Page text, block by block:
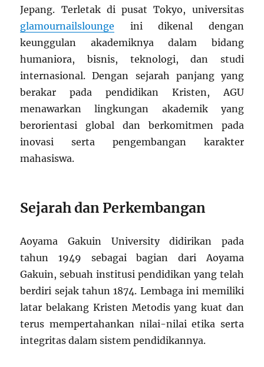
Jepang. Terletak di pusat Tokyo, universitas
glamournailslounge ini dikenal dengan
keunggulan akademiknya dalam bidang
humaniora, bisnis, teknologi, dan studi
internasional. Dengan sejarah panjang yang
berakar pada pendidikan Kristen, AGU
menawarkan lingkungan akademik yang
berorientasi global dan berkomitmen pada
inovasi serta pengembangan karakter
mahasiswa.
Sejarah dan Perkembangan
Aoyama Gakuin University didirikan pada
tahun 1949 sebagai bagian dari Aoyama
Gakuin, sebuah institusi pendidikan yang telah
berdiri sejak tahun 1874. Lembaga ini memiliki
latar belakang Kristen Metodis yang kuat dan
terus mempertahankan nilai-nilai etika serta
integritas dalam sistem pendidikannya.